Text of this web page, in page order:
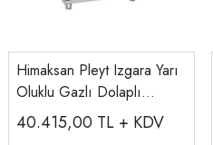
Himaksan Pleyt Izgara Yarı
Oluklu Gazlı Dolaplı
80x70x85 Cm HMK-DIGN
40.415,00 TL + KDV